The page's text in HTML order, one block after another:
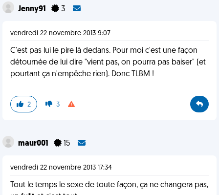
Jenny91 3
vendredi 22 novembre 2013 9:07
C'est pas lui le pire là dedans. Pour moi c'est une façon
détournée de lui dire "vient pas, on pourra pas baiser" (et
pourtant ça n'empêche rien). Donc TLBM !
2 3
maur001 15
vendredi 22 novembre 2013 17:34
Tout le temps le sexe de toute façon, ça ne changera pas,